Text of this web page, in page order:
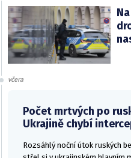
včera
Počet mrtvých po
Ukrajině chybí
Rozsáhlý noční útok ruských